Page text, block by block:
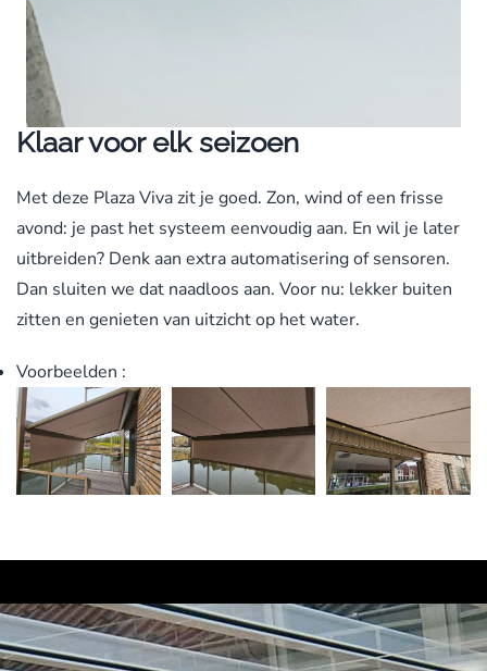
Je hoeft zelf niet na te denken over techniek
Klaar voor elk seizoen
Met deze Plaza Viva zit je goed. Zon, wind of een frisse
avond: je past het systeem eenvoudig aan. En wil je later
uitbreiden? Denk aan extra automatisering of sensoren.
Dan sluiten we dat naadloos aan. Voor nu: lekker buiten
zitten en genieten van uitzicht op het water.
Voorbeelden :